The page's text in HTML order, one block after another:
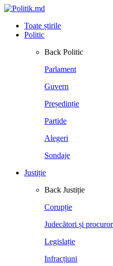
Toate știrile
Politic
Back Politic
Parlament
Guvern
Președinție
Partide
Alegeri
Sondaje
Justiție
Back Justiție
Corupție
Judecători și
Legislație
Infracțiuni